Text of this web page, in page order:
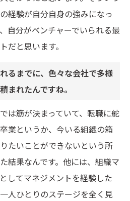
経験が自分自身の強みになっ
自分がベンチャーでいられる最
だと思います。
るまでに、色々な会社で多様
まれたんですね。
は筋が決まっていて、転職に舵
業というか、今いる組織の箱
たいことができないという所
結果なんです。他には、組織マ
してマネジメントを経験した
人ひとりのステージを全く見